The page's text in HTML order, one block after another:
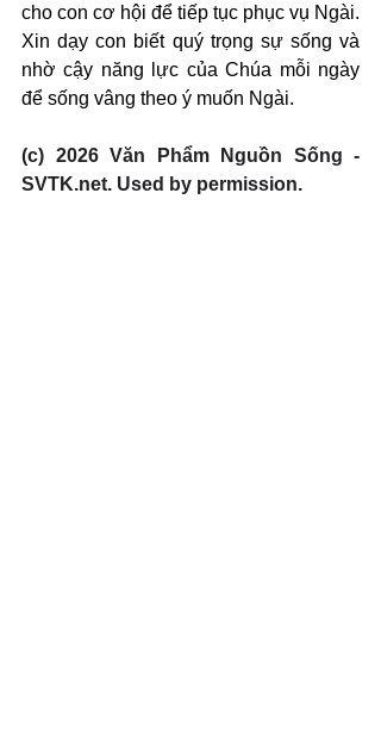
cho con cơ hội để tiếp tục phục vụ Ngài.
Xin dạy con biết quý trọng sự sống và
nhờ cậy năng lực của Chúa mỗi ngày
để sống vâng theo ý muốn Ngài.
(c) 2026 Văn Phẩm Nguồn Sống -
SVTK.net. Used by permission.